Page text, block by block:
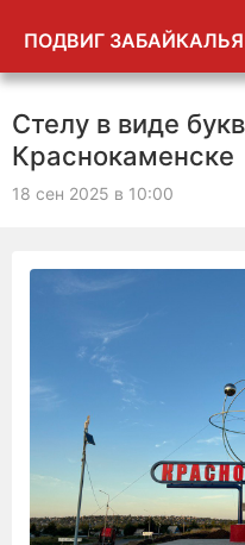
ПОДВИГ ЗАБАЙКАЛЬЯ
Стелу в виде
Краснокаменске
18 сен 2025 в 10:00